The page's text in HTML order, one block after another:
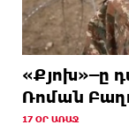
«Քյոխ»–ը
Ռոման
17 ՕՐ ԱՌԱՋ